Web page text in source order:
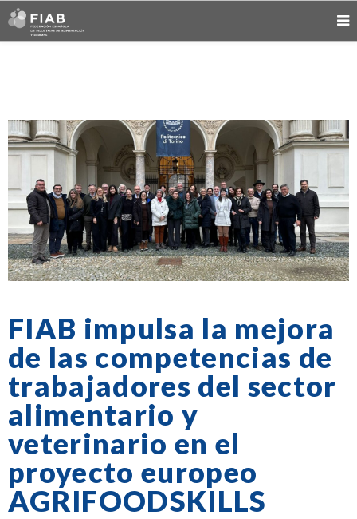
FIAB impulsa la mejora
de las competencias de
trabajadores del sector
alimentario y
veterinario en el
proyecto europeo
AGRIFOODSKILLS